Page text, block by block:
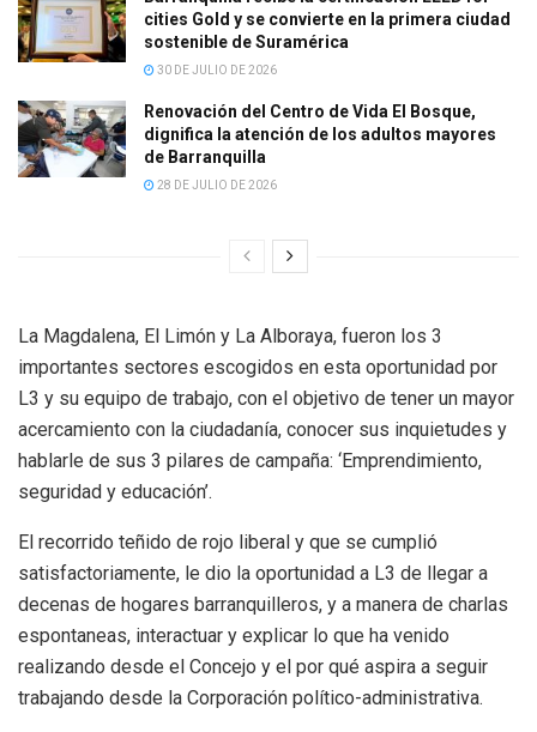
cities Gold y se convierte en la primera ciudad
sostenible de Suramérica
30 DE JULIO DE 2026
Renovación del Centro de Vida El Bosque,
dignifica la atención de los adultos mayores
de Barranquilla
28 DE JULIO DE 2026
La Magdalena, El Limón y La Alboraya, fueron los 3
importantes sectores escogidos en esta oportunidad por
L3 y su equipo de trabajo, con el objetivo de tener un mayor
acercamiento con la ciudadanía, conocer sus inquietudes y
hablarle de sus 3 pilares de campaña: ‘Emprendimiento,
seguridad y educación’.
El recorrido teñido de rojo liberal y que se cumplió
satisfactoriamente, le dio la oportunidad a L3 de llegar a
decenas de hogares barranquilleros, y a manera de charlas
espontaneas, interactuar y explicar lo que ha venido
realizando desde el Concejo y el por qué aspira a seguir
trabajando desde la Corporación político-administrativa.